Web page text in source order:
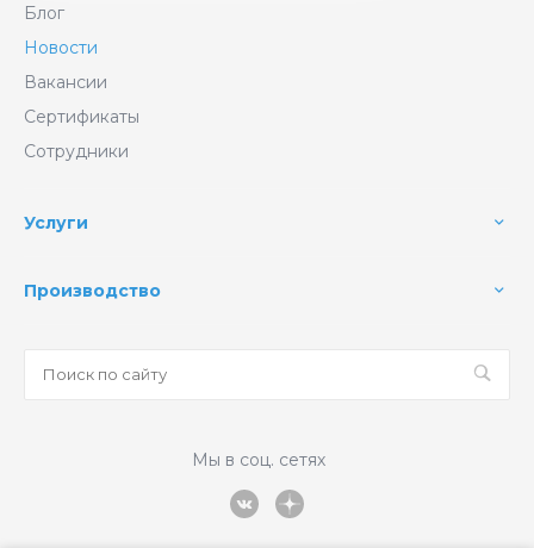
Блог
Новости
Вакансии
Сертификаты
Сотрудники
Услуги
Производство
Мы в соц. сетях